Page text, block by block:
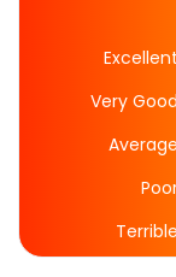
Excellent
Very Good
Average
Terrible